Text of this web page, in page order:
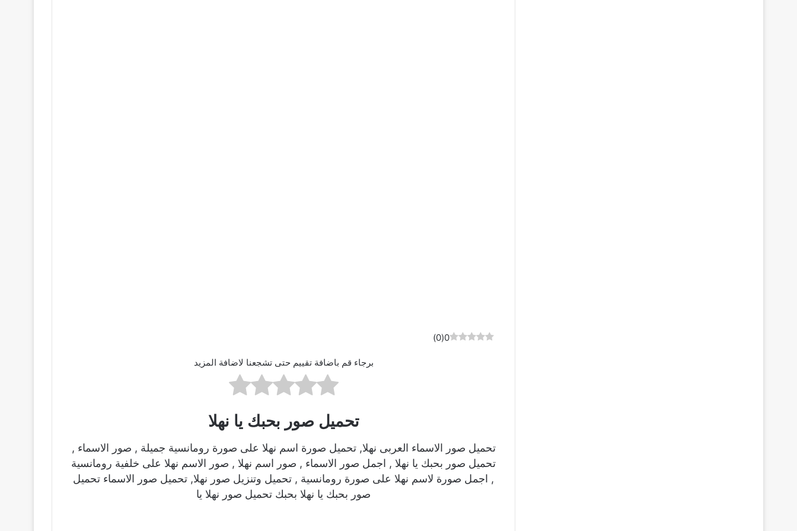
0
(
0
)
برجاء قم باضافة تقييم حتى تشجعنا لاضافة المزيد
تحميل صور بحبك يا نهلا
تحميل صور الاسماء العربى نهلا, تحميل صورة اسم نهلا على صورة رومانسية جميلة , صور الاسماء ,
تحميل صور بحبك يا نهلا , اجمل صور الاسماء , صور اسم نهلا , صور الاسم نهلا على خلفية رومانسية
, اجمل صورة لاسم نهلا على صورة رومانسية , تحميل وتنزيل صور نهلا, تحميل صور الاسماء تحميل
صور بحبك يا نهلا بحبك تحميل صور نهلا يا